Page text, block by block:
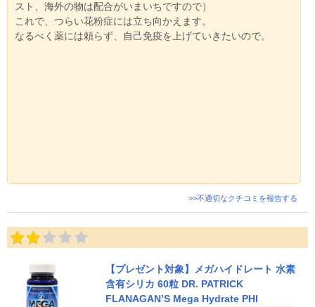
スト、海外の物は配合がいまいちですので）
これで、つらい花粉症には立ち向かえます。
なるべく薬には頼らず、自己免疫を上げていきたいので。
>>不適切なクチコミを報告する
【プレゼント対象】メガハイドレート 水素
含有シリカ 60粒 DR. PATRICK
FLANAGAN’S Mega Hydrate PHI